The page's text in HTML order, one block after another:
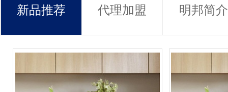
新品推荐 代理加盟 明邦简介